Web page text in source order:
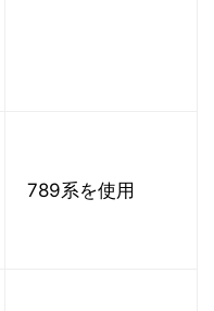
789系を使用